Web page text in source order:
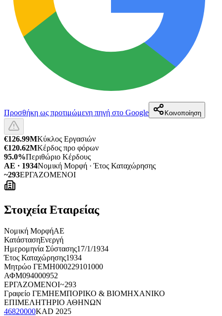
Προσθήκη ως προτιμώμενη πηγή στο Google Κοινοποίηση
€126.99MΚύκλος Εργασιών
€120.62MΚέρδος προ φόρων
95.0%Περιθώριο Κέρδους
ΑΕ · 1934Νομική Μορφή · Έτος Καταχώρησης
~293ΕΡΓΑΖΟΜΕΝΟΙ
Στοιχεία Εταιρείας
Νομική ΜορφήΑΕ
ΚατάστασηΕνεργή
Ημερομηνία Σύστασης17/1/1934
Έτος Καταχώρησης1934
Μητρώο ΓΕΜΗ000229101000
ΑΦΜ094000952
ΕΡΓΑΖΟΜΕΝΟΙ~293
Γραφείο ΓΕΜΗΕΜΠΟΡΙΚΟ & ΒΙΟΜΗΧΑΝΙΚΟ
ΕΠΙΜΕΛΗΤΗΡΙΟ ΑΘΗΝΩΝ
46820000KAD 2025